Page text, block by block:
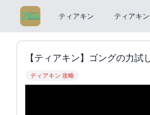
ティアキン ティアキ
【ティアキン】ゴングの力
ティアキン 攻略